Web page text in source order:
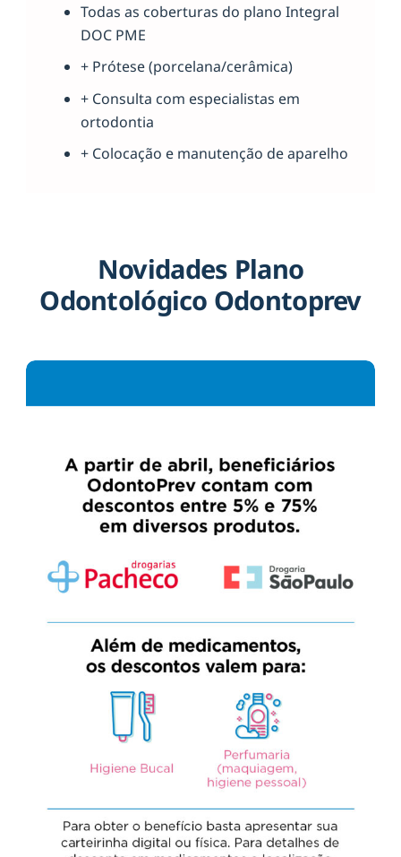
Todas as coberturas do plano Integral
DOC PME
+ Prótese (porcelana/cerâmica)
+ Consulta com especialistas em
ortodontia
+ Colocação e manutenção de aparelho
Novidades Plano
Odontológico Odontoprev